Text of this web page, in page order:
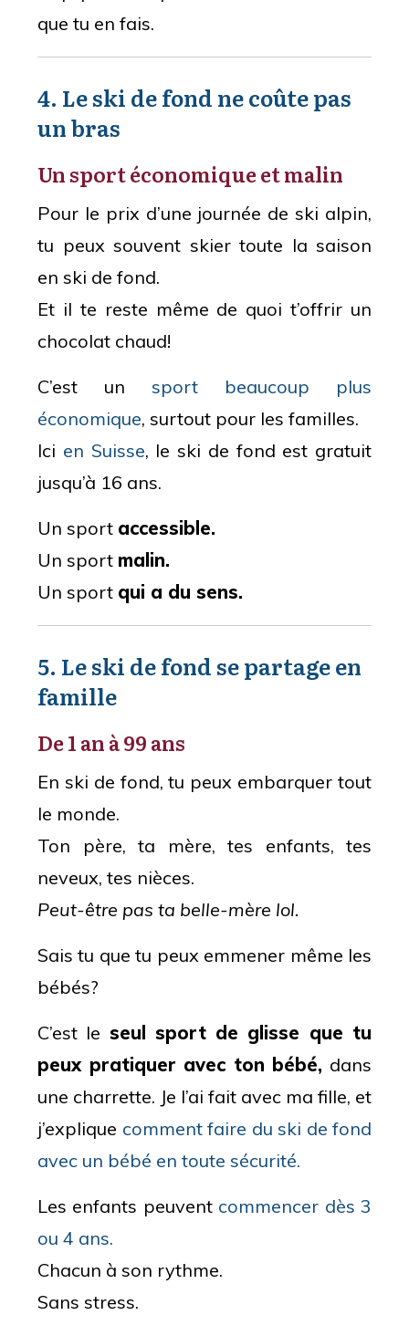
que tu en fais.
4. Le ski de fond ne coûte pas
un bras
Un sport économique et malin
Pour le prix d’une journée de ski alpin,
tu peux souvent skier toute la saison
en ski de fond.
Et il te reste même de quoi t’offrir un
chocolat chaud!
C’est un sport beaucoup plus
économique, surtout pour les familles.
Ici en Suisse, le ski de fond est gratuit
jusqu’à 16 ans.
Un sport accessible.
Un sport malin.
Un sport qui a du sens.
5. Le ski de fond se partage en
famille
De 1 an à 99 ans
En ski de fond, tu peux embarquer tout
le monde.
Ton père, ta mère, tes enfants, tes
neveux, tes nièces.
Peut-être pas ta belle-mère lol.
Sais tu que tu peux emmener même les
bébés?
C’est le seul sport de glisse que tu
peux pratiquer avec ton bébé, dans
une charrette. Je l’ai fait avec ma fille, et
j’explique comment faire du ski de fond
avec un bébé en toute sécurité.
Les enfants peuvent commencer dès 3
ou 4 ans.
Chacun à son rythme.
Sans stress.